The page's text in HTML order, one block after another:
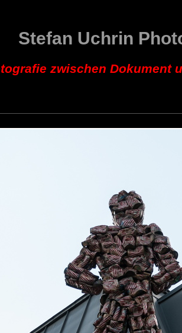
Stefan Uchrin
zwischen Dokument